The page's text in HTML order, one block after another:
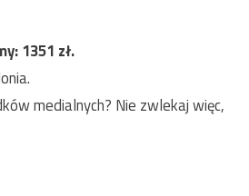
1351 zł.
medialnych? Nie zwlekaj więc,